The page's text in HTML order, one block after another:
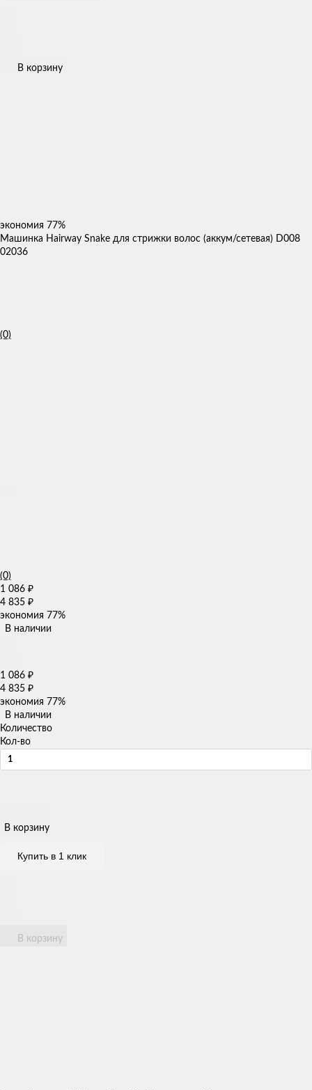
В корзину
экономия 77%
Машинка Hairway Snake для стрижки волос (аккум/сетевая) D008
02036
(0)
(0)
1 086 ₽
4 835 ₽
экономия 77%
В наличии
1 086 ₽
4 835 ₽
экономия 77%
В наличии
Количество
Кол-во
В корзину
Купить в 1 клик
В корзину